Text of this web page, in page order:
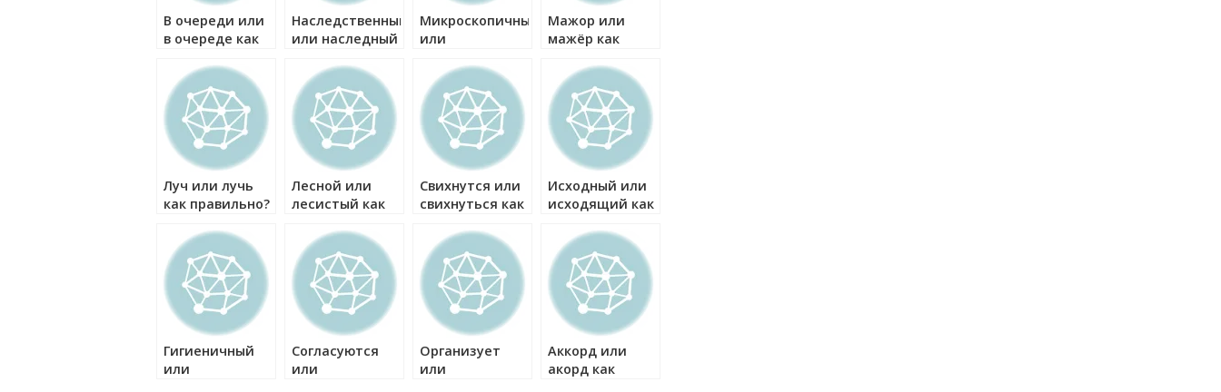
В очереди или
в очереде как
Наследственный
или наследный
Микроскопичный
или
как правильно?
Мажор или
мажёр как
Луч или лучь
как правильно?
Лесной или
лесистый как
Свихнутся или
свихнуться как
Исходный или
исходящий как
Гигиеничный
или
Согласуются
или
Организует
или
Аккорд или
акорд как